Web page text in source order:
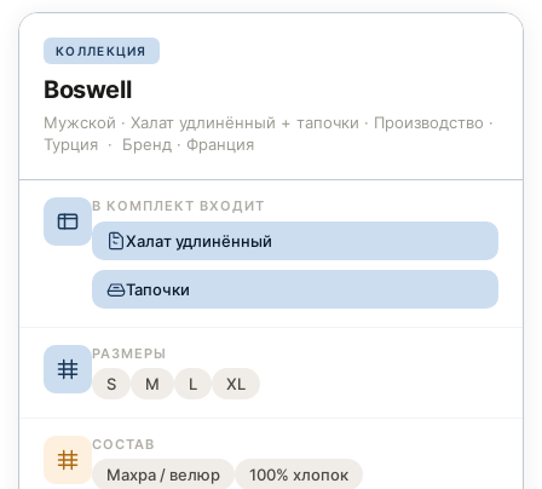
КОЛЛЕКЦИЯ
Boswell
Мужской · Халат удлинённый + тапочки · Производство ·
Турция · Бренд · Франция
В КОМПЛЕКТ ВХОДИТ
Халат удлинённый
Тапочки
РАЗМЕРЫ
S M L XL
СОСТАВ
Махра / велюр 100% хлопок